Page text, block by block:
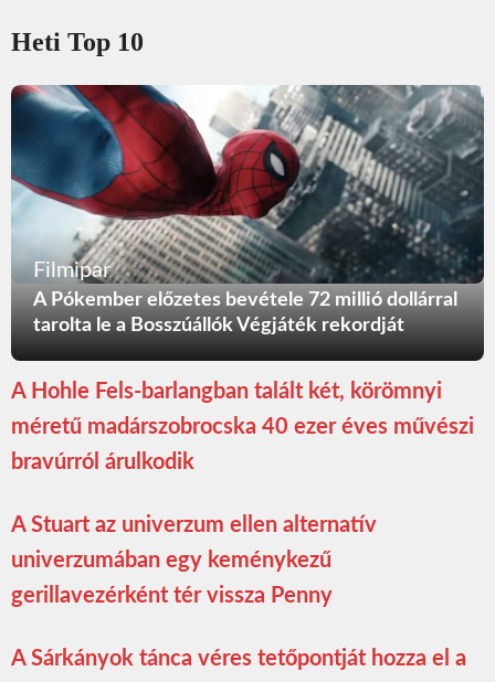
Heti Top 10
Filmipar
A Pókember előzetes bevétele 72 millió dollárral
tarolta le a Bosszúállók Végjáték rekordját
A Hohle Fels-barlangban talált két, körömnyi
méretű madárszobrocska 40 ezer éves művészi
bravúrról árulkodik
A Stuart az univerzum ellen alternatív
univerzumában egy keménykezű
gerillavezérként tér vissza Penny
A Sárkányok tánca véres tetőpontját hozza el a